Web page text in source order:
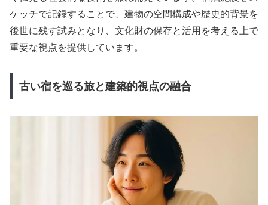
ケッチで記録することで、建物の空間構成や歴史的背景を
後世に残す試みとなり、文化財の保存と活用を考える上で
重要な視点を提供しています。
古い宿を巡る旅と建築的視点の融合